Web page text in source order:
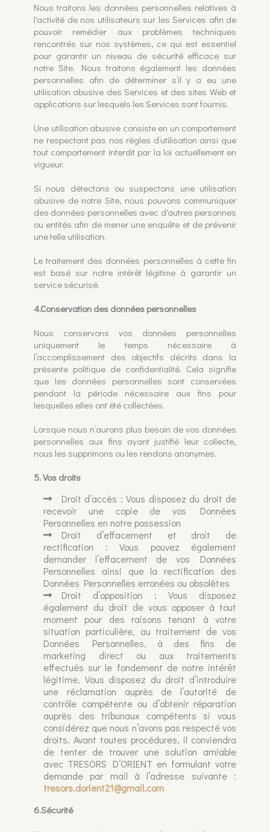
Nous traitons les données personnelles relatives à
l'activité de nos utilisateurs sur les Services afin de
pouvoir remédier aux problèmes techniques
rencontrés sur nos systèmes, ce qui est essentiel
pour garantir un niveau de sécurité efficace sur
notre Site. Nous traitons également les données
personnelles afin de déterminer s’il y a eu une
utilisation abusive des Services et des sites Web et
applications sur lesquels les Services sont fournis.
Une utilisation abusive consiste en un comportement
ne respectant pas nos règles d’utilisation ainsi que
tout comportement interdit par la loi actuellement en
vigueur.
Si nous détectons ou suspectons une utilisation
abusive de notre Site, nous pouvons communiquer
des données personnelles avec d'autres personnes
ou entités afin de mener une enquête et de prévenir
une telle utilisation.
Le traitement des données personnelles à cette fin
est basé sur notre intérêt légitime à garantir un
service sécurisé.
4.Conservation des données personnelles
Nous conservons vos données personnelles
uniquement le temps nécessaire à
l’accomplissement des objectifs décrits dans la
présente politique de confidentialité. Cela signifie
que les données personnelles sont conservées
pendant la période nécessaire aux fins pour
lesquelles elles ont été collectées.
Lorsque nous n’aurons plus besoin de vos données
personnelles aux fins ayant justifié leur collecte,
nous les supprimons ou les rendons anonymes.
5. Vos droits
Droit d’accès : Vous disposez du droit de
recevoir une copie de vos Données
Personnelles en notre possession
Droit d’effacement et droit de
rectification : Vous pouvez également
demander l’effacement de vos Données
Personnelles ainsi que la rectification des
Données Personnelles erronées ou obsolètes
Droit d’opposition : Vous disposez
également du droit de vous opposer à tout
moment pour des raisons tenant à votre
situation particulière, au traitement de vos
Données Personnelles, à des fins de
marketing direct ou aux traitements
effectués sur le fondement de notre intérêt
légitime. Vous disposez du droit d’introduire
une réclamation auprès de l’autorité de
contrôle compétente ou d’obtenir réparation
auprès des tribunaux compétents si vous
considérez que nous n’avons pas respecté vos
droits. Avant toutes procédures, il conviendra
de tenter de trouver une solution amiable
avec TRESORS D’ORIENT en formulant votre
demande par mail à l’adresse suivante :
tresors.dorient21@gmail.com
6.Sécurité